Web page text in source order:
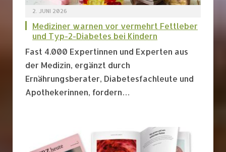
2. JUNI 2026
Mediziner warnen vor vermehrt Fettleber
und Typ-2-Diabetes bei Kindern
Fast 4.000 Expertinnen und Experten aus
der Medizin, ergänzt durch
Ernährungsberater, Diabetesfachleute und
Apothekerinnen, fordern…